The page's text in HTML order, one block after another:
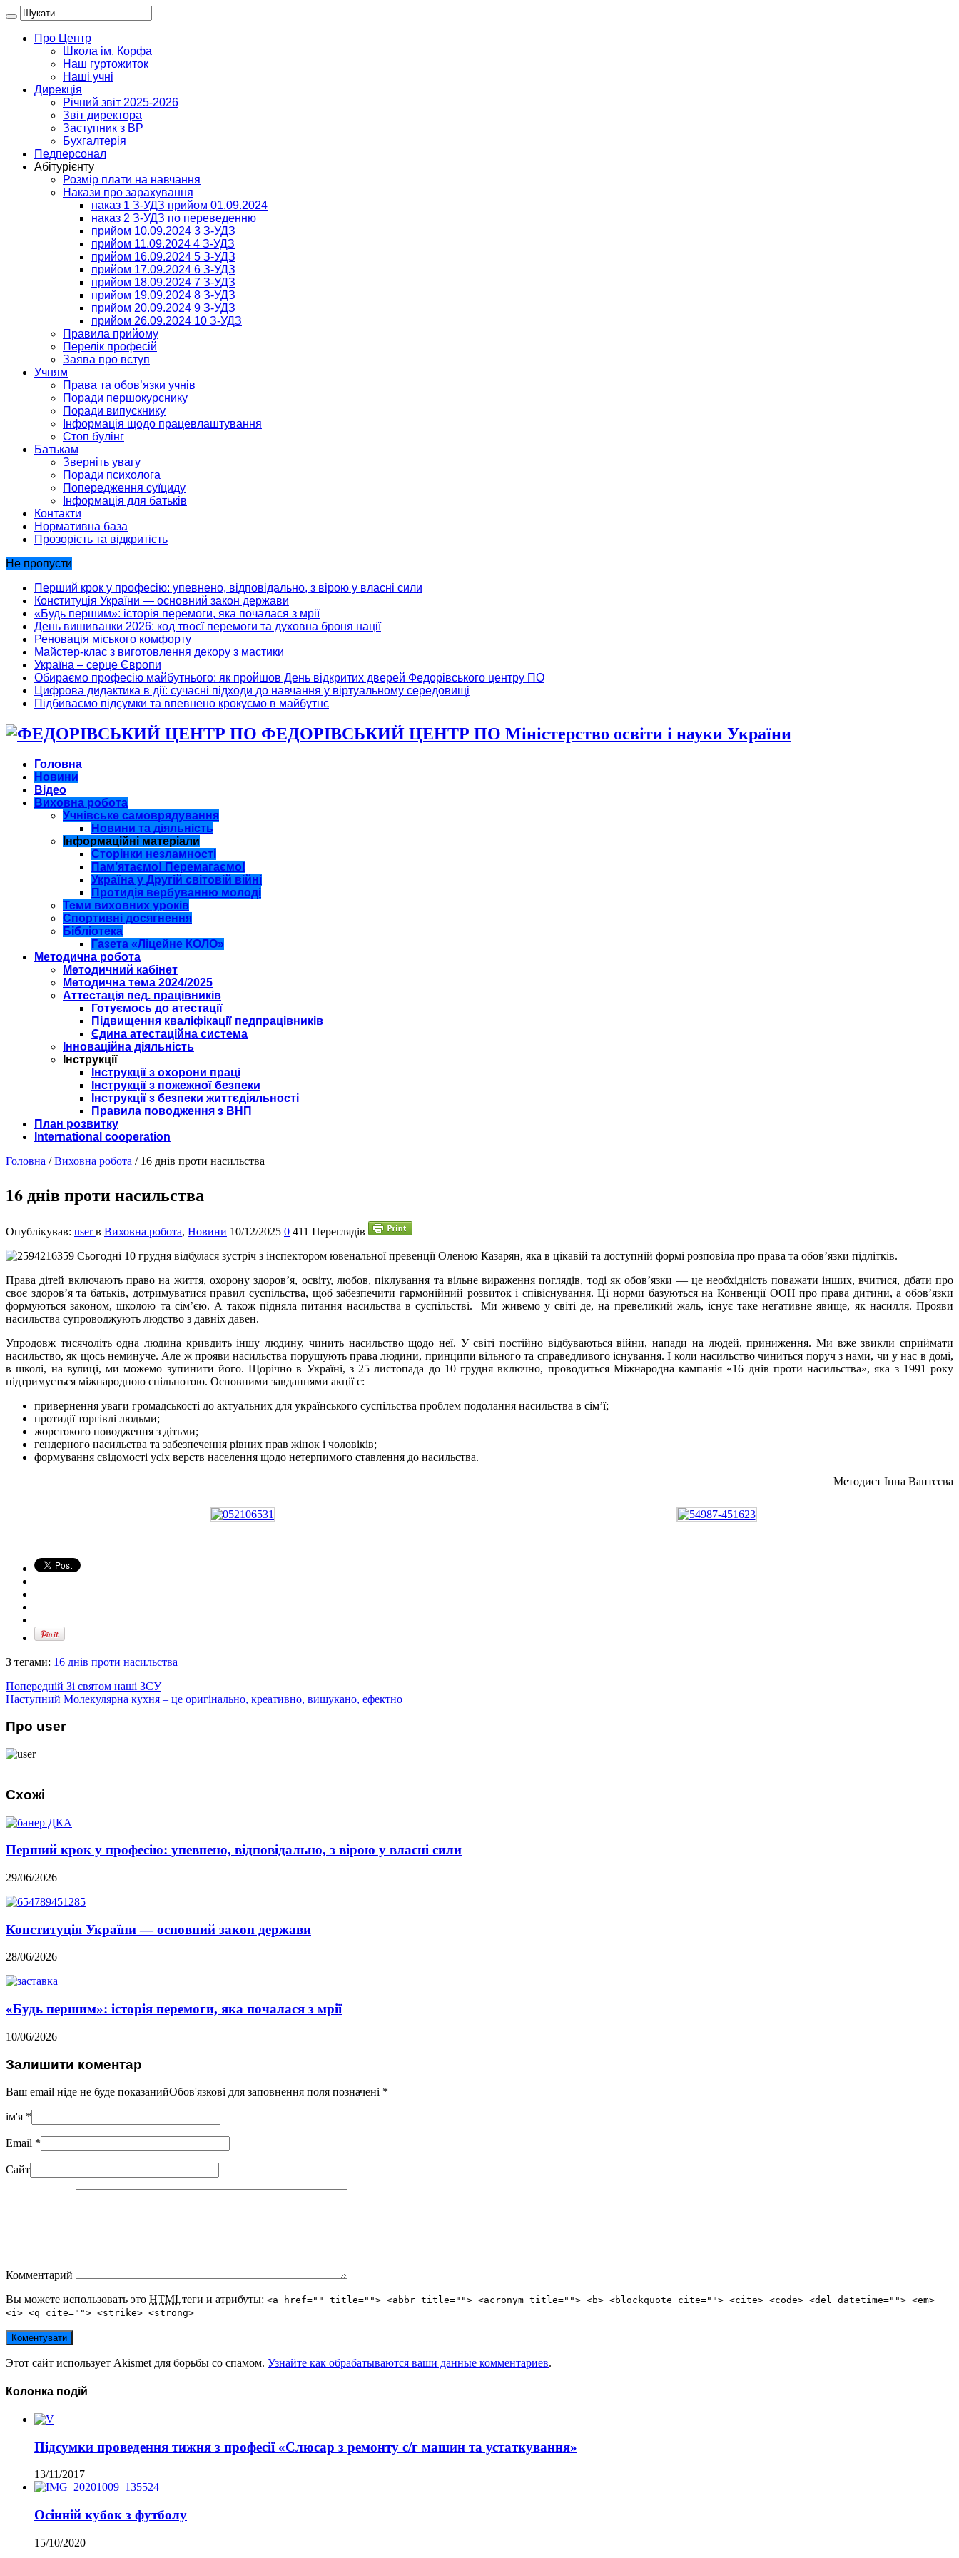
Про Центр
Школа ім. Корфа
Наш гуртожиток
Наші учні
Дирекція
Річний звіт 2025-2026
Звіт директора
Заступник з ВР
Бухгалтерія
Педперсонал
Абітурієнту
Розмір плати на навчання
Накази про зарахування
наказ 1 З-УДЗ прийом 01.09.2024
наказ 2 З-УДЗ по переведенню
прийом 10.09.2024 3 З-УДЗ
прийом 11.09.2024 4 З-УДЗ
прийом 16.09.2024 5 З-УДЗ
прийом 17.09.2024 6 З-УДЗ
прийом 18.09.2024 7 З-УДЗ
прийом 19.09.2024 8 З-УДЗ
прийом 20.09.2024 9 З-УДЗ
прийом 26.09.2024 10 З-УДЗ
Правила прийому
Перелік професій
Заява про вступ
Учням
Права та обов’язки учнів
Поради першокурснику
Поради випускнику
Інформація щодо працевлаштування
Стоп булінг
Батькам
Зверніть увагу
Поради психолога
Попередження суїциду
Інформація для батьків
Контакти
Нормативна база
Прозорість та відкритість
Не пропусти
Перший крок у професію: упевнено, відповідально, з вірою у власні сили
Конституція України — основний закон держави
«Будь першим»: історія перемоги, яка почалася з мрії
День вишиванки 2026: код твоєї перемоги та духовна броня нації
Реновація міського комфорту
Майстер-клас з виготовлення декору з мастики
Україна – серце Європи
Обираємо професію майбутнього: як пройшов День відкритих дверей Федорівського центру ПО
Цифрова дидактика в дії: сучасні підходи до навчання у віртуальному середовищі
Підбиваємо підсумки та впевнено крокуємо в майбутнє
ФЕДОРІВСЬКИЙ ЦЕНТР ПО Міністерство освіти і науки України
Головна
Новини
Відео
Виховна робота
Учнівське самоврядування
Новини та діяльність
Інформаційні матеріали
Сторінки незламності
Пам’ятаємо! Перемагаємо!
Україна у Другій світовій війні
Протидія вербуванню молоді
Теми виховних уроків
Спортивні досягнення
Бібліотека
Газета «Ліцейне КОЛО»
Методична робота
Методичний кабінет
Методична тема 2024/2025
Аттестація пед. працівників
Готуємось до атестації
Підвищення кваліфікації педпрацівників
Єдина атестаційна система
Інноваційна діяльність
Інструкції
Інструкції з охорони праці
Інструкції з пожежної безпеки
Інструкції з безпеки життєдіяльності
Правила поводження з ВНП
План розвитку
International cooperation
Головна /Виховна робота / 16 днів проти насильства
16 днів проти насильства
Опублікував: userв Виховна робота, Новини 10/12/2025 0 411 Переглядів
Сьогодні 10 грудня відбулася зустріч з інспектором ювенальної превенції Оленою Казарян, яка в цікавій та доступній формі розповіла про права та обов’язки підлітків.
Права дітей включають право на життя, охорону здоров’я, освіту, любов, піклування та вільне вираження поглядів, тоді як обов’язки — це необхідність поважати інших, вчитися, дбати про
своє здоров’я та батьків, дотримуватися правил суспільства, щоб забезпечити гармонійний розвиток і співіснування. Ці норми базуються на Конвенції ООН про права дитини, а обов’язки
формуються законом, школою та сім’єю. А також підняла питання насильства в суспільстві. Ми живемо у світі де, на превеликий жаль, існує таке негативне явище, як насилля. Прояви
насильства супроводжують людство з давніх давен.
Упродовж тисячоліть одна людина кривдить іншу людину, чинить насильство щодо неї. У світі постійно відбуваються війни, напади на людей, приниження. Ми вже звикли сприймати
насильство, як щось неминуче. Але ж прояви насильства порушують права людини, принципи вільного та справедливого існування. І коли насильство чиниться поруч з нами, чи у нас в домі,
в школі, на вулиці, ми можемо зупинити його. Щорічно в Україні, з 25 листопада до 10 грудня включно, проводиться Міжнародна кампанія «16 днів проти насильства», яка з 1991 року
підтримується міжнародною спільнотою. Основними завданнями акції є:
привернення уваги громадськості до актуальних для українського суспільства проблем подолання насильства в сім’ї;
протидії торгівлі людьми;
жорстокого поводження з дітьми;
гендерного насильства та забезпечення рівних прав жінок і чоловіків;
формування свідомості усіх верств населення щодо нетерпимого ставлення до насильства.
Методист Інна Вантєєва
З тегами: 16 днів проти насильства
Попередній Зі святом наші ЗСУ
Наступний Молекулярна кухня – це оригінально, креативно, вишукано, ефектно
Про user
Схожі
Перший крок у професію: упевнено, відповідально, з вірою у власні сили
29/06/2026
Конституція України — основний закон держави
28/06/2026
«Будь першим»: історія перемоги, яка почалася з мрії
10/06/2026
Залишити коментар
Ваш email ніде не буде показанийОбов'язкові для заповнення поля позначені *
ім'я *
Email *
Сайт
Комментарий
Вы можете использовать это HTMLтеги и атрибуты: <a href="" title=""> <abbr title=""> <acronym title=""> <b> <blockquote cite=""> <cite> <code> <del datetime=""> <em>
<i> <q cite=""> <strike> <strong>
Этот сайт использует Akismet для борьбы со спамом. Узнайте как обрабатываются ваши данные комментариев.
Колонка подій
Підсумки проведення тижня з професії «Слюсар з ремонту с/г машин та устаткування»
13/11/2017
Осінній кубок з футболу
15/10/2020